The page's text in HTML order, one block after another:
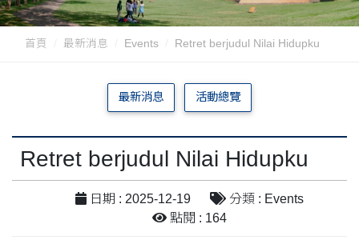
首頁 最新消息 Events Retret berjudul Nilai Hidupku
最新消息 活動總覽
Retret berjudul Nilai Hidupku
日期 : 2025-12-19
分類 : Events
點閱 : 164